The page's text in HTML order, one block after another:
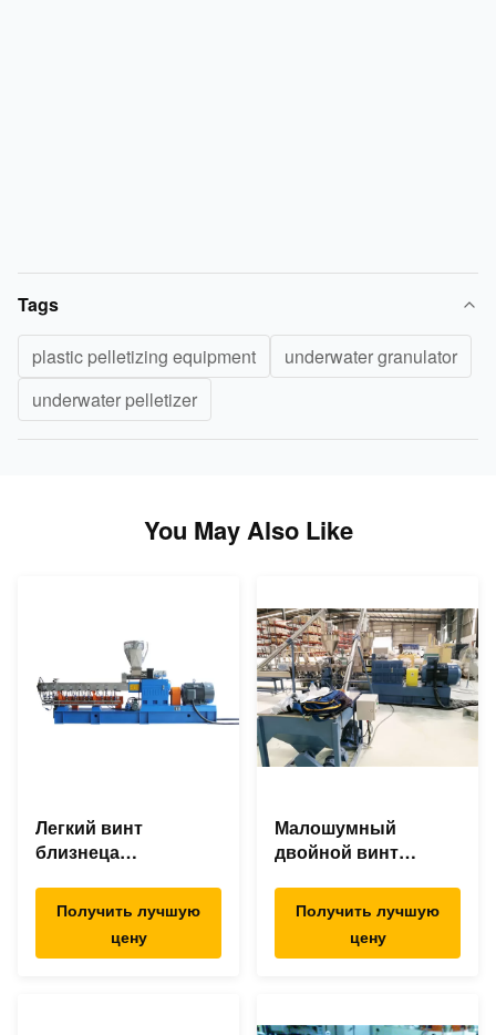
Tags
plastic pelletizing equipment
underwater granulator
underwater pelletizer
You May Also Like
Легкий винт
близнеца
смешивая
штрангпресс для
АБС ПК ПА ПС ПЭ
Получить лучшую
цену
Малошумный
двойной винт
штрангпресс,
машину штранг-
прессования ПП/ПЭ
Получить лучшую
цену